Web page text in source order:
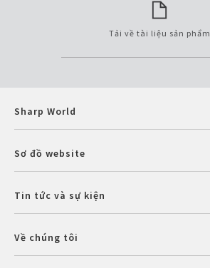
Tải về tài liệu sản phẩm
Sharp World
Sơ đồ website
Tin tức và sự kiện
Về chúng tôi